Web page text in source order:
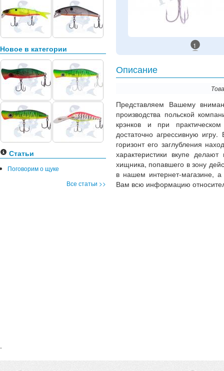
Новое в категории
Статьи
Поговорим о щуке
Все статьи >>
.
1
Описание
Представляем Вашему
производства польской
крэнков и при
достаточно агрессивную
горизонт его заглубления
характеристики вкупе
хищника, попавшего в зону
в нашем интернет-магазине, а
Вам всю информацию